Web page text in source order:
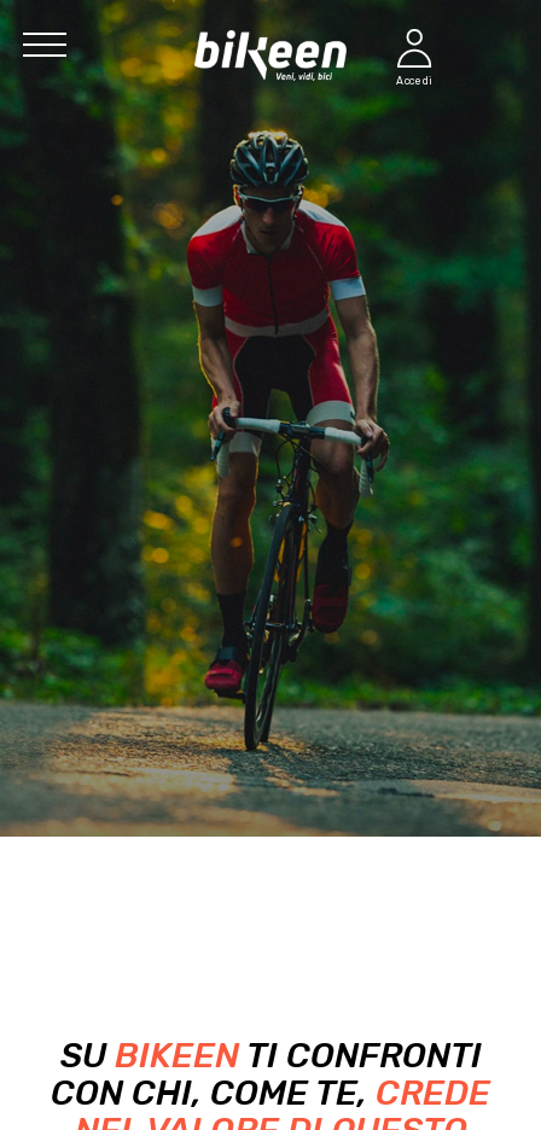
Accedi
SUBIKEENTI CONFRONTI
CON CHI, COME TE, CREDE